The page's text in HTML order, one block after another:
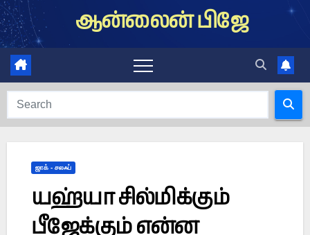
Skip
to
content
ஆன்லைன் பிஜே
ஜாக் - சலஃப்
யஹ்யா சில்மிக்கும்
பீஜேக்கும் என்ன